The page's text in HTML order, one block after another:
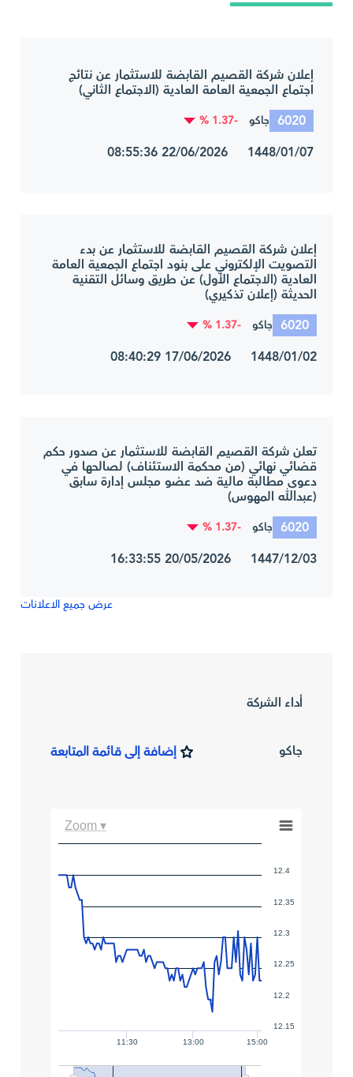
إعلان شركة القصيم القابضة للاستثمار عن نتائج
اجتماع الجمعية العامة العادية (الاجتماع الثاني)
6020 جاكو -1.37 %
1448/01/07 22/06/2026 08:55:36
إعلان شركة القصيم القابضة للاستثمار عن بدء
التصويت الإلكتروني على بنود اجتماع الجمعية العامة
العادية (الاجتماع الأول) عن طريق وسائل التقنية
الحديثة (إعلان تذكيري)
6020 جاكو -1.37 %
1448/01/02 17/06/2026 08:40:29
تعلن شركة القصيم القابضة للاستثمار عن صدور حكم
قضائي نهائي (من محكمة الاستئناف) لصالحها في
دعوى مطالبة مالية ضد عضو مجلس إدارة سابق
(عبدالله المهوس)
6020 جاكو -1.37 %
1447/12/03 20/05/2026 16:33:55
عرض جميع الاعلانات
أداء الشركة
جاكو إضافة إلى قائمة المتابعة
11:30 13:00 15:00
12.15
12.2
12.25
12.3
12.35
12.4
Zoom ▾